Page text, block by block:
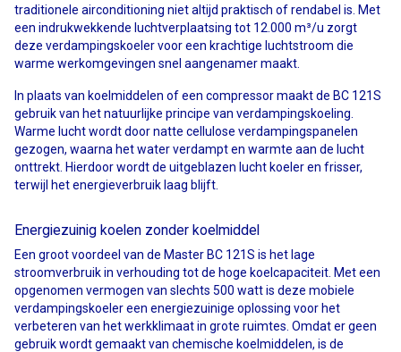
traditionele airconditioning niet altijd praktisch of rendabel is. Met
een indrukwekkende luchtverplaatsing tot 12.000 m³/u zorgt
deze verdampingskoeler voor een krachtige luchtstroom die
warme werkomgevingen snel aangenamer maakt.
In plaats van koelmiddelen of een compressor maakt de BC 121S
gebruik van het natuurlijke principe van verdampingskoeling.
Warme lucht wordt door natte cellulose verdampingspanelen
gezogen, waarna het water verdampt en warmte aan de lucht
onttrekt. Hierdoor wordt de uitgeblazen lucht koeler en frisser,
terwijl het energieverbruik laag blijft.
Energiezuinig koelen zonder koelmiddel
Een groot voordeel van de Master BC 121S is het lage
stroomverbruik in verhouding tot de hoge koelcapaciteit. Met een
opgenomen vermogen van slechts 500 watt is deze mobiele
verdampingskoeler een energiezuinige oplossing voor het
verbeteren van het werkklimaat in grote ruimtes. Omdat er geen
gebruik wordt gemaakt van chemische koelmiddelen, is de